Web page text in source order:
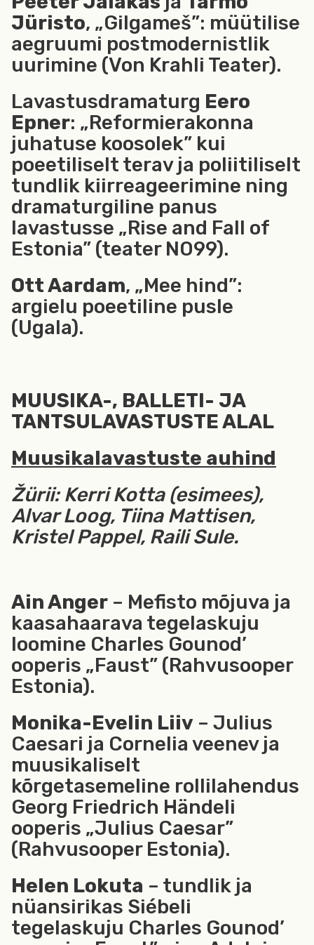
Jüristo, „Gilgameš”: müütilise
aegruumi postmodernistlik
uurimine (Von Krahli Teater).
Lavastusdramaturg Eero
Epner: „Reformierakonna
juhatuse koosolek” kui
poeetiliselt terav ja poliitiliselt
tundlik kiirreageerimine ning
dramaturgiline panus
lavastusse „Rise and Fall of
Estonia” (teater NO99).
Ott Aardam, „Mee hind”:
argielu poeetiline pusle
(Ugala).
MUUSIKA-, BALLETI- JA
TANTSULAVASTUSTE ALAL
Muusikalavastuste auhind
Žürii: Kerri Kotta (esimees),
Alvar Loog, Tiina Mattisen,
Kristel Pappel, Raili Sule.
Ain Anger – Mefisto mõjuva ja
kaasahaarava tegelaskuju
loomine Charles Gounod’
ooperis „Faust” (Rahvusooper
Estonia).
Monika-Evelin Liiv – Julius
Caesari ja Cornelia veenev ja
muusikaliselt
kõrgetasemeline rollilahendus
Georg Friedrich Händeli
ooperis „Julius Caesar”
(Rahvusooper Estonia).
Helen Lokuta – tundlik ja
nüansirikas Siébeli
tegelaskuju Charles Gounod’